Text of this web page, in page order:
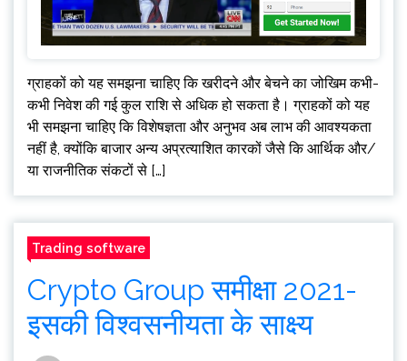
ग्राहकों को यह समझना चाहिए कि खरीदने और बेचने का जोखिम कभी-
कभी निवेश की गई कुल राशि से अधिक हो सकता है। ग्राहकों को यह
भी समझना चाहिए कि विशेषज्ञता और अनुभव अब लाभ की आवश्यकता
नहीं है, क्योंकि बाजार अन्य अप्रत्याशित कारकों जैसे कि आर्थिक और/
या राजनीतिक संकटों से […]
Trading software
Crypto Group समीक्षा 2021-
इसकी विश्वसनीयता के साक्ष्य